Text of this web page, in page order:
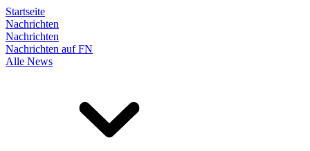
Startseite
Nachrichten
Nachrichten
Nachrichten auf FN
Alle News